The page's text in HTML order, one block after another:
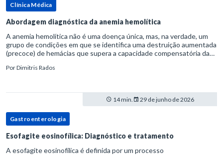
Clínica Médica
Abordagem diagnóstica da anemia hemolítica
A anemia hemolítica não é uma doença única, mas, na verdade, um
grupo de condições em que se identifica uma destruição aumentada
(precoce) de hemácias que supera a capacidade compensatória da
PorDimitris Rados
14 min. 29 de junho de 2026
Gastroenterologia
Esofagite eosinofílica: Diagnóstico e tratamento
A esofagite eosinofílica é definida por um processo